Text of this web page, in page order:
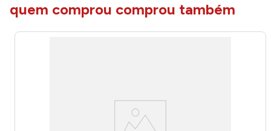
quem comprou comprou também